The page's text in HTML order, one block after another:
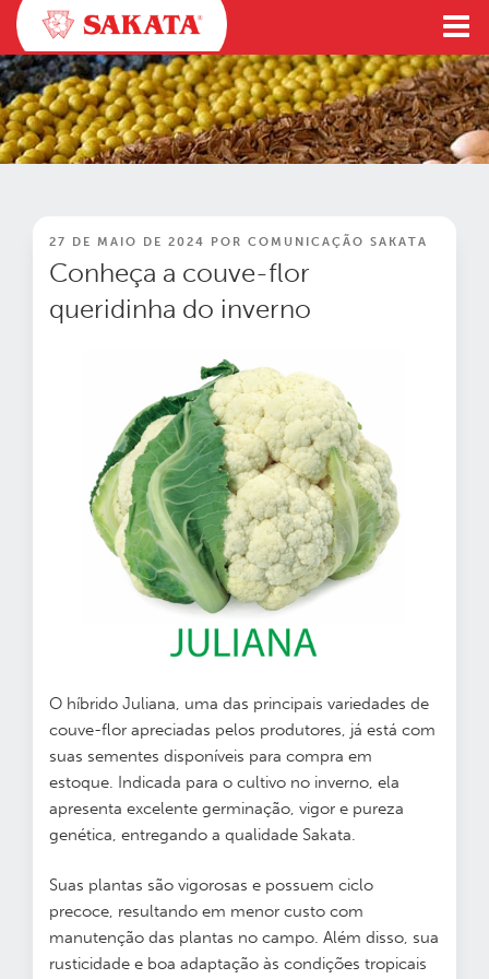
Pular
para
o
conteúdo
PUBLICADO
27 DE MAIO DE 2024 POR COMUNICAÇÃO SAKATA
Conheça a couve-flor
queridinha do inverno
O híbrido Juliana, uma das principais variedades de
couve-flor apreciadas pelos produtores, já está com
suas sementes disponíveis para compra em
estoque. Indicada para o cultivo no inverno, ela
apresenta excelente germinação, vigor e pureza
genética, entregando a qualidade Sakata.
Suas plantas são vigorosas e possuem ciclo
precoce, resultando em menor custo com
manutenção das plantas no campo. Além disso, sua
rusticidade e boa adaptação às condições tropicais